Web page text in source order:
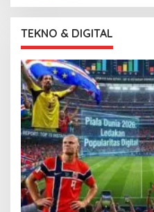
TEKNO & DIGITAL